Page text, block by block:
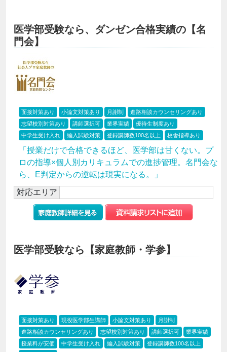
医学部受験なら、ダンゼン合格実績の【名
門会】
面接対策あり 小論文対策あり 月謝制
進路相談カウンセリングあり
志望校別対策あり
講師選択可 業界実績
優待生制度あり
中学生受け入れ
編入試験対策 登録講師数100名以上 校舎指導あり
「授業だけで合格できるほど、医学部は甘くない。プ
ロの指導×個人別カリキュラムでの進捗管理。名門会な
ら、E判定からの逆転は現実になる。」
対応エリア
医学部受験なら【家庭教師・学参】
面接対策あり 現役医学部生講師 小論文対策あり
月謝制
進路相談カウンセリングあり
志望校別対策あり 講師選択可
業界実績
授業料が安価
中学生受け入れ 編入試験対策 登録講師数100名以上